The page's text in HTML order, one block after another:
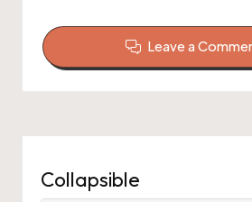
Leave a
Collapsible